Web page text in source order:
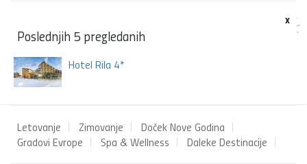
x
Poslednjih 5 pregledanih
Hotel Rila 4*
Letovanje Zimovanje
Doček Nove Godina
Gradovi Evrope
Spa & Wellness Daleke Destinacije